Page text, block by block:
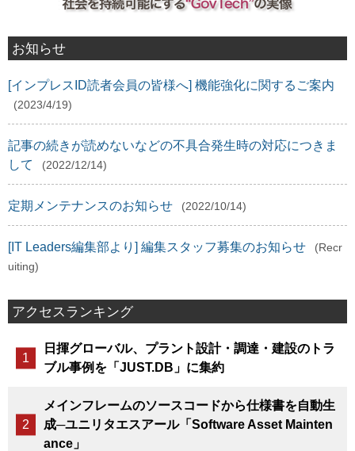
お知らせ
[インプレスID読者会員の皆様へ] 機能強化に関するご案内
(2023/4/19)
記事の続きが読めないなどの不具合発生時の対応につきま
して
(2022/12/14)
定期メンテナンスのお知らせ (2022/10/14)
[IT Leaders編集部より] 編集スタッフ募集のお知らせ
(Recr
uiting)
アクセスランキング
日揮グローバル、プラント設計・調達・建設のトラ
ブル事例を「JUST.DB」に集約
メインフレームのソースコードから仕様書を自動生
成─ユニリタエスアール「Software Asset Mainten
ance」